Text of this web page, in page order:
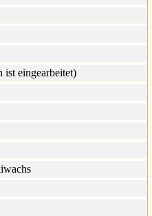
ist eingearbeitet)